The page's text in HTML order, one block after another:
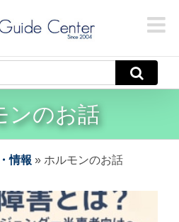
ンのお話
情報 » ホルモンのお話